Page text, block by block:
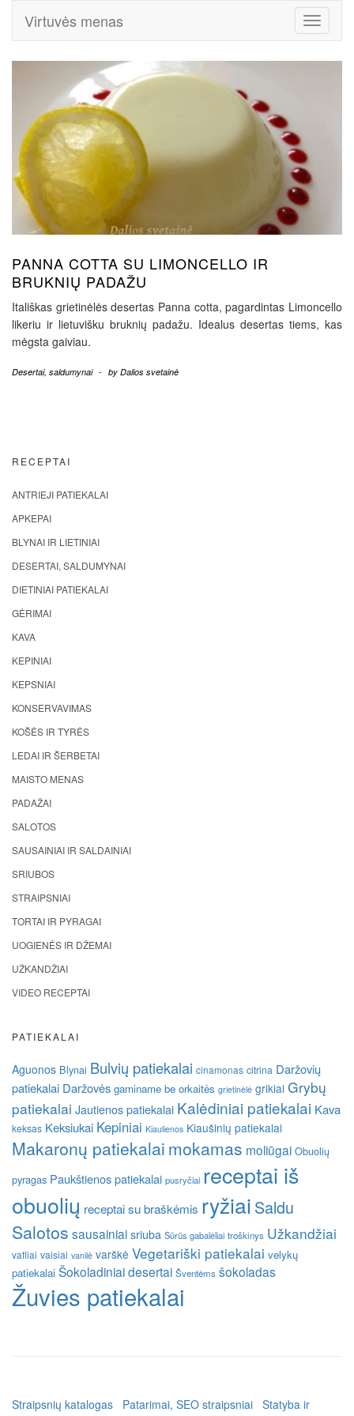
Toggle
Virtuvės menas
PANNA COTTA SU LIMONCELLO IR
BRUKNIŲ PADAŽU
Itališkas grietinėlės desertas Panna cotta, pagardintas Limoncello
likeriu ir lietuvišku bruknių padažu. Idealus desertas tiems, kas
mėgsta gaiviau.
Desertai, saldumynai - by Dalios svetainė
RECEPTAI
ANTRIEJI PATIEKALAI
APKEPAI
BLYNAI IR LIETINIAI
DESERTAI, SALDUMYNAI
DIETINIAI PATIEKALAI
GĖRIMAI
KAVA
KEPINIAI
KEPSNIAI
KONSERVAVIMAS
KOŠĖS IR TYRĖS
LEDAI IR ŠERBETAI
MAISTO MENAS
PADAŽAI
SALOTOS
SAUSAINIAI IR SALDAINIAI
SRIUBOS
STRAIPSNIAI
TORTAI IR PYRAGAI
UOGIENĖS IR DŽEMAI
UŽKANDŽIAI
VIDEO RECEPTAI
PATIEKALAI
Aguonos Blynai Bulvių patiekalai cinamonas citrina Daržovių
patiekalai Daržovės gaminame be orkaitės grietinėlė grikiai Grybų
patiekalai Jautienos patiekalai Kalėdiniai patiekalai Kava
keksas Keksiukai Kepiniai Kiaulienos Kiaušinių patiekalai
Makaronų patiekalai mokamas moliūgai Obuolių
pyragas Paukštienos patiekalai pusryčiai receptai iš
obuolių receptai su braškėmis ryžiai Saldu
Salotos sausainiai sriuba Sūrūs gabalėliai troškinys Užkandžiai
vafliai vaisiai vanilė varškė Vegetariški patiekalai velykų
patiekalai Šokoladiniai desertai Šventėms šokoladas
Žuvies patiekalai
Straipsnių katalogas Patarimai, SEO straipsniai Statyba ir